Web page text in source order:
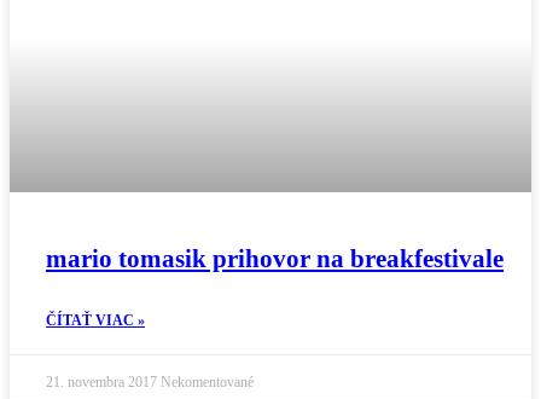
mario tomasik prihovor na breakfestivale
ČÍTAŤ VIAC »
21. novembra 2017 Nekomentované